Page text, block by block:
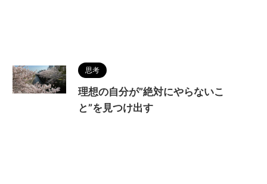
思考
理想の自分が”絶対にやらないこ
と”を見つけ出す